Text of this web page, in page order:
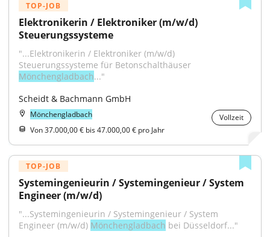
TOP-JOB
Elektronikerin / Elektroniker (m/w/d)
Steuerungssysteme
"...Elektronikerin / Elektroniker (m/w/d)
Mönchengladbach..."
Scheidt & Bachmann GmbH
Mönchengladbach
Vollzeit
Von 37.000,00 € bis 47.000,00 € pro Jahr
TOP-JOB
Systemingenieurin / Systemingenieur / System
Engineer (m/w/d)
"...Systemingenieurin / Systemingenieur / System
Engineer (m/w/d) Mönchengladbach bei Düsseldorf..."